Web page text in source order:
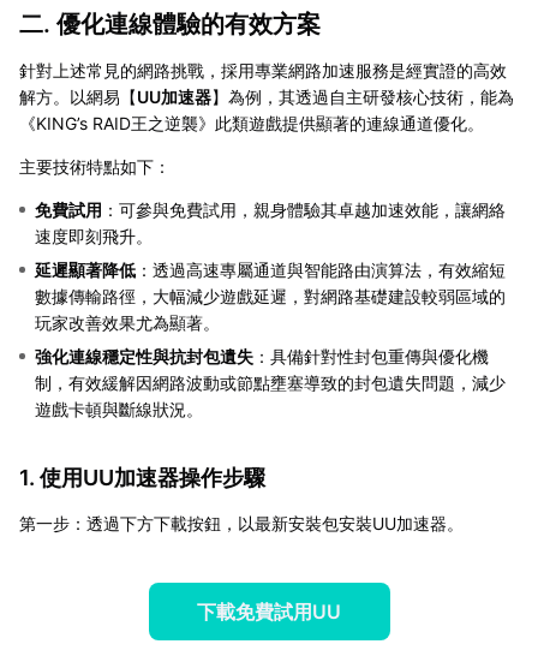
二. 優化連線體驗的有效方案
針對上述常見的網路挑戰，採用專業網路加速服務是經實證的高效
解方。以網易【UU加速器】為例，其透過自主研發核心技術，能為
《KING’s RAID王之逆襲》此類遊戲提供顯著的連線通道優化。
主要技術特點如下：
免費試用 ：可參與免費試用，親身體驗其卓越加速效能，讓網絡
速度即刻飛升。
延遲顯著降低 ：透過高速專屬通道與智能路由演算法，有效縮短
數據傳輸路徑，大幅減少遊戲延遲，對網路基礎建設較弱區域的
玩家改善效果尤為顯著。
強化連線穩定性與抗封包遺失 ：具備針對性封包重傳與優化機
制，有效緩解因網路波動或節點壅塞導致的封包遺失問題，減少
遊戲卡頓與斷線狀況。
1. 使用UU加速器操作步驟
第一步：透過下方下載按鈕，以最新安裝包安裝UU加速器。
下載免費試用UU